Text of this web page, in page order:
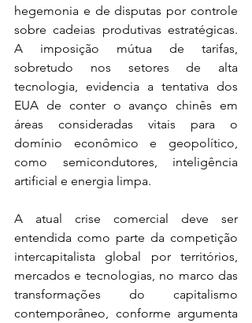
hegemonia e de disputas por controle
sobre cadeias produtivas estratégicas.
A imposição mútua de tarifas,
sobretudo nos setores de alta
tecnologia, evidencia a tentativa dos
EUA de conter o avanço chinês em
áreas consideradas vitais para o
domínio econômico e geopolítico,
como semicondutores, inteligência
artificial e energia limpa.
A atual crise comercial deve ser
entendida como parte da competição
intercapitalista global por territórios,
mercados e tecnologias, no marco das
transformações do capitalismo
contemporâneo, conforme argumenta